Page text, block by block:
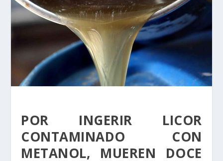
POR INGERIR LICOR
CONTAMINADO CON
METANOL, MUEREN DOCE